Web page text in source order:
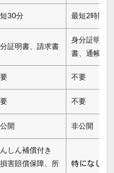
30分 最短2時間
証明書、請求書
身分証明書
書、通帳コ
不要
不要
開 非公開
しん補償付き
損害賠償保障、所
特になし